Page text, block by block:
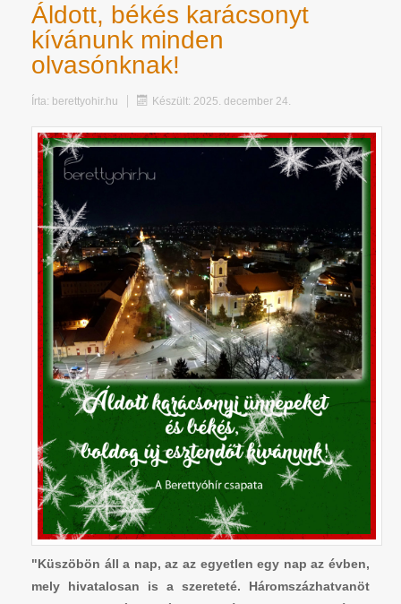
Áldott, békés karácsonyt
kívánunk minden
olvasónknak!
Írta: berettyohir.hu Készült: 2025. december 24.
"Küszöbön áll a nap, az az egyetlen egy nap az évben,
mely hivatalosan is a szereteté. Háromszázhatvanöt